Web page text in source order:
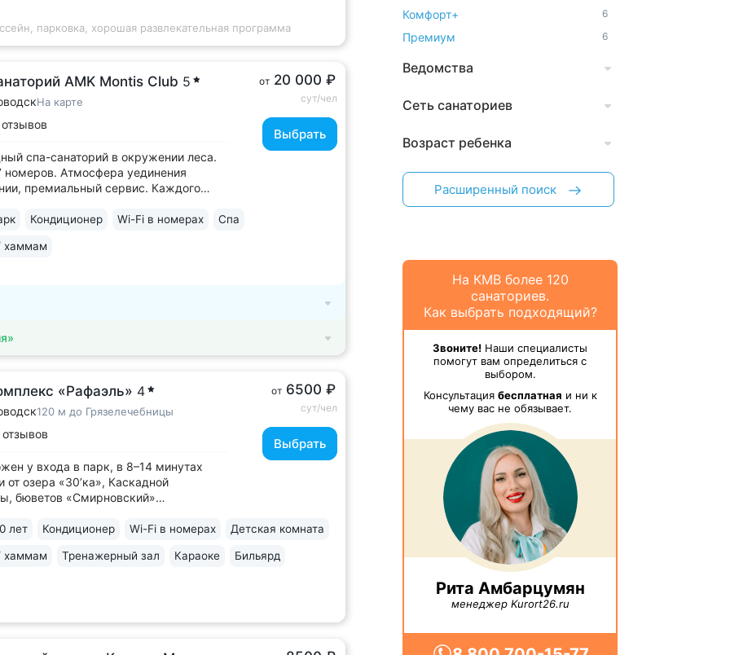
парковка, хорошая развлекательная программа
AMK Montis Club 5
На карте
спа-санаторий в окружении леса.
номеров. Атмосфера уединения
премиальный сервис. Каждого
с минеральной водой
стиле с отделкой
от 20 000 ₽
сут/чел
Выбрать
Кондиционер Wi-Fi в номерах Спа
хаммам
«Рафаэль» 4
120 м до Грязелечебницы
отзывов
у входа в парк, в 8–14 минутах
от озера «30’ка», Каскадной
бюветов «Смирновский»
где можно пройти
стол» включены в цену
от 6500 ₽
сут/чел
Выбрать
лет Кондиционер Wi-Fi в номерах Детская комната
хаммам Тренажерный зал Караоке Бильярд
Комфорт+ 6
Премиум 6
Ведомства
Сеть санаториев
Возраст ребенка
Расширенный поиск
На КМВ более 120
санаториев.
Как выбрать подходящий?
Звоните! Наши специалисты
помогут вам определиться с
выбором.
Консультация бесплатная и ни к
чему вас не обязывает.
Рита Амбарцумян
менеджер Kurort26.ru